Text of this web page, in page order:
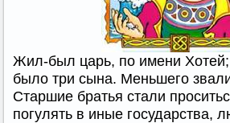
Жил-был царь, по имени Хотей;
было три сына. Меньшего
Старшие братья стали
погулять в иные государства,